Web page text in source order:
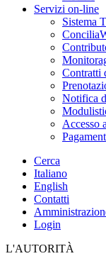
Servizi on-line
Sistema
Contratti
Notifica
Accesso
Cerca
Italiano
English
Contatti
Login
L'AUTORITÀ